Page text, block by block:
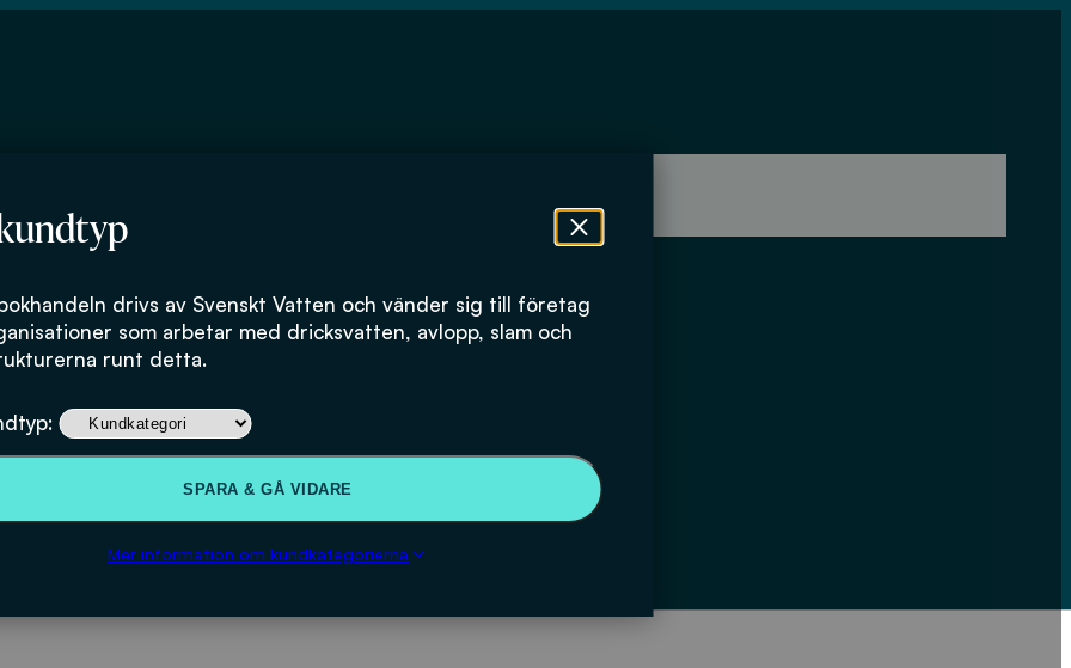
drivs av Svenskt Vatten och vänder sig till företag
som arbetar med dricksvatten, avlopp, slam och
runt detta.
SPARA & GÅ VIDARE
Mer information om kundkategorierna
Vägledning för hållbara VA-
upphandlingar
LADDA NED